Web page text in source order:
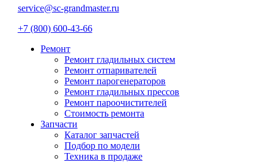
service@sc-grandmaster.ru
+7 (800) 600-43-66
Ремонт
Ремонт гладильных систем
Ремонт отпаривателей
Ремонт парогенераторов
Ремонт гладильных прессов
Ремонт пароочистителей
Стоимость ремонта
Запчасти
Каталог запчастей
Подбор по модели
Техника в продаже